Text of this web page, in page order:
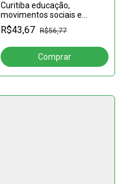
Curitiba educação,
movimentos sociais e
sustentabilidade
R$43,67 R$56,77